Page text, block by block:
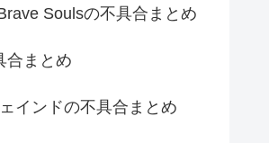
Soulsの不具合まとめ
合まとめ
インドの不具合まとめ